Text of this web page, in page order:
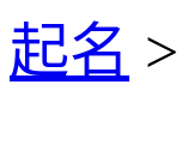
起名 >